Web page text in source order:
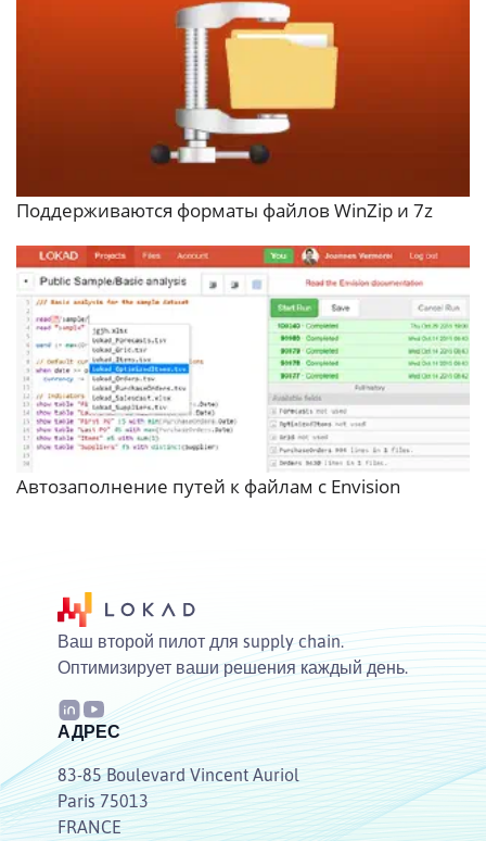
Поддерживаются форматы файлов WinZip и 7z
Автозаполнение путей к файлам с Envision
Ваш второй пилот для supply chain.
Оптимизирует ваши решения каждый день.
АДРЕС
83-85 Boulevard Vincent Auriol
Paris 75013
FRANCE